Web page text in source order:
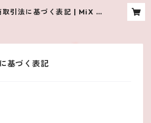
取引法に基づく表記 | MiX B
基づく表記